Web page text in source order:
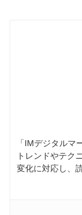
「IMデジタル
トレンドやテク
変化に対応し、